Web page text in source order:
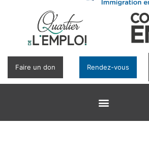
Faire un don Rendez-vous